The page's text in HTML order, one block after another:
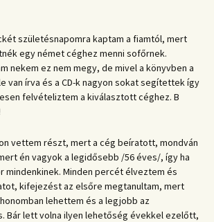
születésnapomra kaptam a fiamtól, mert
egy német céghez menni sofőrnek.
nekem ez nem megy, de mivel a könyvben a
van írva és a CD-k nagyon sokat segítettek így
felvételiztem a kiválasztott céghez. B
vettem részt, mert a cég beíratott, mondván
én vagyok a legidősebb /56 éves/, így ha
mindenkinek. Minden percét élveztem és
kifejezést az elsőre megtanultam, mert
lehettem és a legjobb az
Bár lett volna ilyen lehetőség évekkel ezelőtt,